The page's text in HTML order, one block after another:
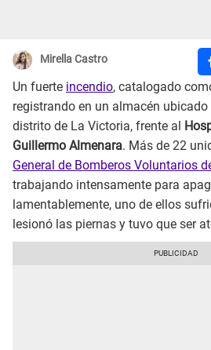
Mirella Castro
Un fuerte incendio, catalogado
registrando en un almacén ubicado
distrito de La Victoria, frente al
Guillermo Almenara. Más de 22
General de Bomberos Voluntarios
trabajando intensamente para
lamentablemente, uno de ellos
lesionó las piernas y tuvo que ser